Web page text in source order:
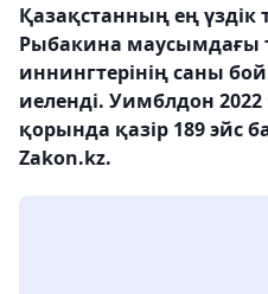
Қазақстанның ең үздік
Рыбакина маусымдағы
иннингтерінің саны
иеленді. Уимблдон
қорында қазір 189 эйс
Zakon.kz.